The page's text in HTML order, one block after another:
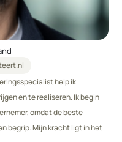
help ik
en te realiseren. Ik begin
omdat de beste
begrip. Mijn kracht ligt in het